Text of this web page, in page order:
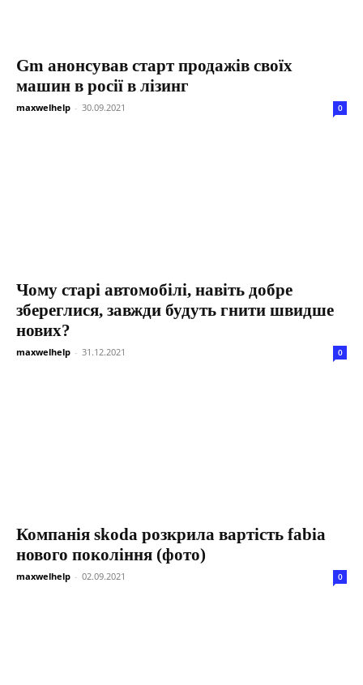
Gm анонсував старт продажів своїх
машин в росії в лізинг
maxwelhelp - 30.09.2021 0
Чому старі автомобілі, навіть добре
збереглися, завжди будуть гнити швидше
нових?
maxwelhelp - 31.12.2021 0
Компанія skoda розкрила вартість fabia
нового покоління (фото)
maxwelhelp - 02.09.2021 0